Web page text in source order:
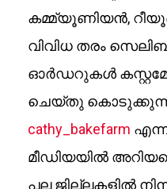
കമ്മ്യൂണിയൻ,
വിവിധ തരം
ഓർഡറുകൾ
ചെയ്തു
cathy_bakefarm
മീഡിയയിൽ
പല ജില്ലകളിൽ